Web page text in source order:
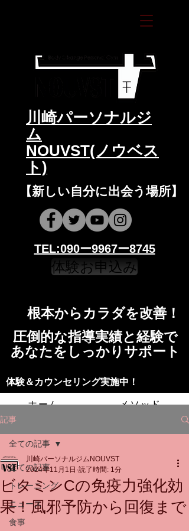
​川崎パーソナルジ
ム
NOUVST(ノウベス
ト)
​​【新しい自分に出会う場所】
​​TEL:090ー9967ー8745
体験お申込み
​根本からカラダを改善！​​
​​圧倒的な指導実績と経験で
​あなたをしっかりサポート
​​​体験＆カウンセリング実施中！
ホーム メソッド
トレーニングの流れ 施設
スタッフ よくある質問 料金
お問い合わせ
記事
全ての記事
トレーニング
ニュース
食事
全ての記事
ビタミンCの免疫力強化効
果！風邪予防から回復まで
川崎パーソナルジムNOUVST
2024年11月1日 読了時間: 1分